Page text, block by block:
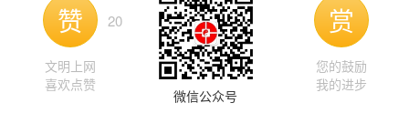
赞 20
文明上网
喜欢点赞
微信公众号
赏
您的鼓励
我的进步